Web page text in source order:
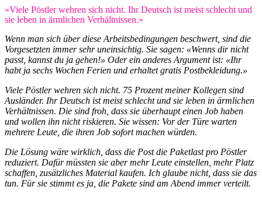
«Viele Pöstler wehren sich nicht. Ihr Deutsch ist meist schlecht und
sie leben in ärmlichen Verhältnissen.»
Wenn man sich über diese Arbeitsbedingungen beschwert, sind die
Vorgesetzten immer sehr uneinsichtig. Sie sagen: «Wenns dir nicht
passt, kannst du ja gehen!» Oder ein anderes Argument ist: «Ihr
habt ja sechs Wochen Ferien und erhaltet gratis Postbekleidung.»
Viele Pöstler wehren sich nicht. 75 Prozent meiner Kollegen sind
Ausländer. Ihr Deutsch ist meist schlecht und sie leben in ärmlichen
Verhältnissen. Die sind froh, dass sie überhaupt einen Job haben
und wollen ihn nicht riskieren. Sie wissen: Vor der Türe warten
mehrere Leute, die ihren Job sofort machen würden.
Die Lösung wäre wirklich, dass die Post die Paketlast pro Pöstler
reduziert. Dafür müssten sie aber mehr Leute einstellen, mehr Platz
schaffen, zusätzliches Material kaufen. Ich glaube nicht, dass sie das
tun. Für sie stimmt es ja, die Pakete sind am Abend immer verteilt.